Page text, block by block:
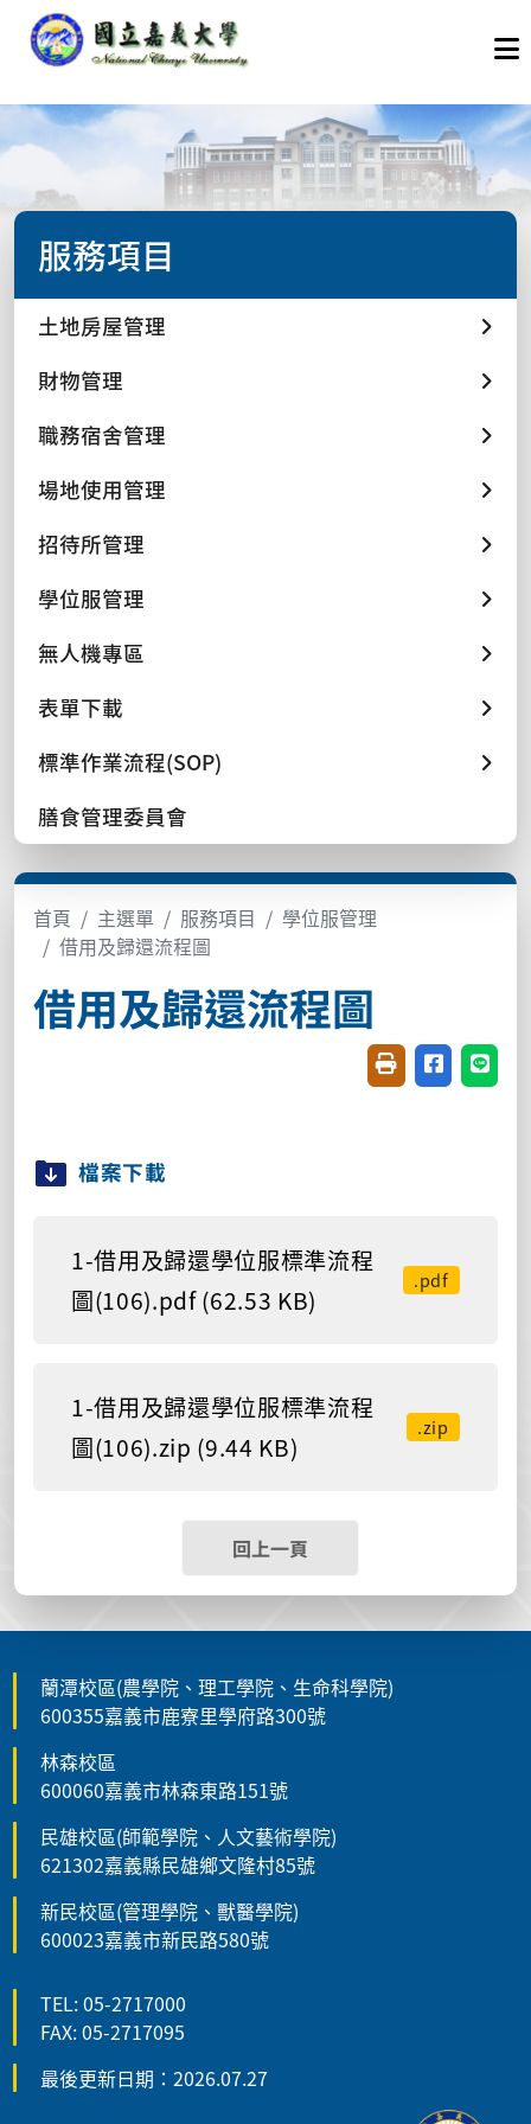
服務項目
土地房屋管理
財物管理
職務宿舍管理
場地使用管理
招待所管理
學位服管理
無人機專區
表單下載
標準作業流程(SOP)
膳食管理委員會
首頁 主選單 服務項目
學位服管理
借用及歸還流程圖
借用及歸還流程圖
友善列印(開新視
分享至臉書
分享
檔案下載
1-借用及歸還學位服標準流程
圖(106).pdf (62.53 KB)
.pdf
1-借用及歸還學位服標準流程
圖(106).zip (9.44 KB)
.zip
回上一頁
蘭潭校區(農學院、理工學院、生命科學院)
600355嘉義市鹿寮里學府路300號
林森校區
600060嘉義市林森東路151號
民雄校區(師範學院、人文藝術學院)
621302嘉義縣民雄鄉文隆村85號
新民校區(管理學院、獸醫學院)
600023嘉義市新民路580號
TEL: 05-2717000
FAX: 05-2717095
最後更新日期：2026.07.27